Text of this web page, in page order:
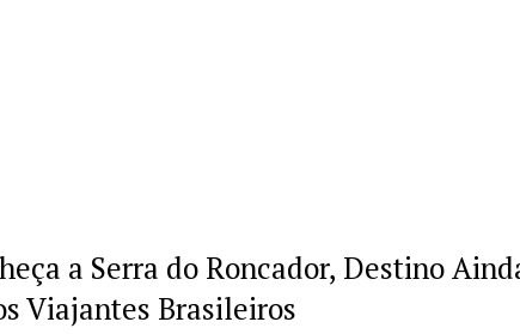
a Serra do Roncador, Destino
Viajantes Brasileiros